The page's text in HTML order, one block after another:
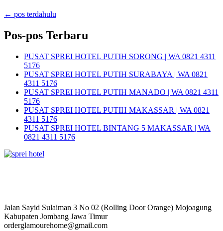
← pos terdahulu
Pos-pos Terbaru
PUSAT SPREI HOTEL PUTIH SORONG | WA 0821 4311
5176
PUSAT SPREI HOTEL PUTIH SURABAYA | WA 0821
4311 5176
PUSAT SPREI HOTEL PUTIH MANADO | WA 0821 4311
5176
PUSAT SPREI HOTEL PUTIH MAKASSAR | WA 0821
4311 5176
PUSAT SPREI HOTEL BINTANG 5 MAKASSAR | WA
0821 4311 5176
Jalan Sayid Sulaiman 3 No 02 (Rolling Door Orange) Mojoagung
Kabupaten Jombang Jawa Timur
orderglamourehome@gmail.com